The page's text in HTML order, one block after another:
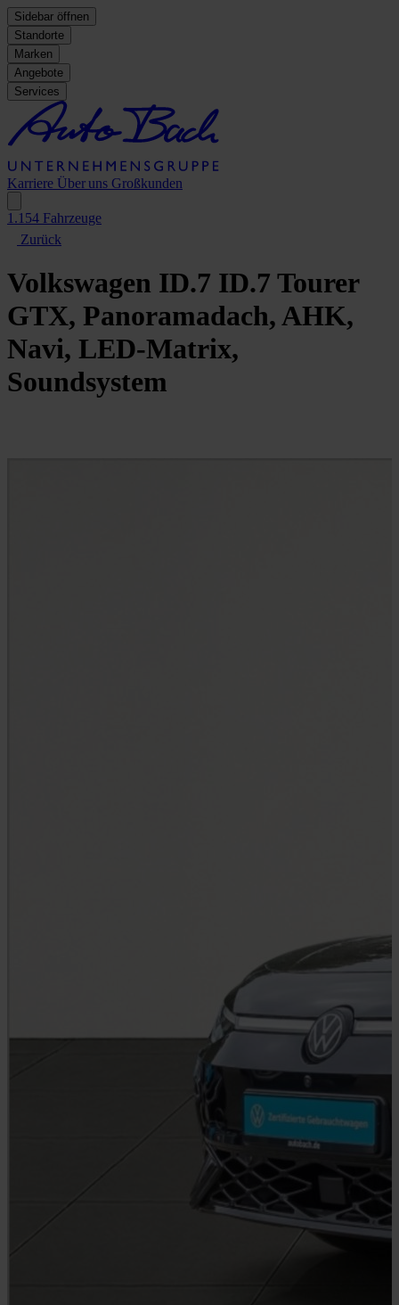
Sidebar öffnen
Standorte
Marken
Angebote
Services
Karriere Über uns Großkunden
1.154 Fahrzeuge
Zurück
Volkswagen ID.7 ID.7 Tourer
GTX, Panoramadach, AHK,
Navi, LED-Matrix,
Soundsystem